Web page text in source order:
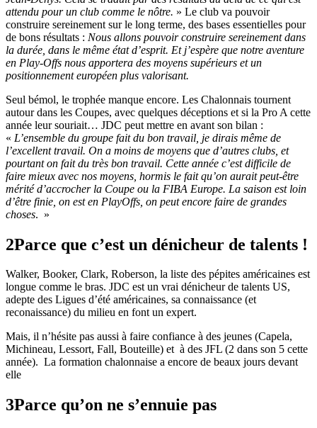
attendu pour un club comme le nôtre. » Le club va pouvoir
construire sereinement sur le long terme, des bases essentielles pour
de bons résultats : Nous allons pouvoir construire sereinement dans
la durée, dans le même état d’esprit. Et j’espère que notre aventure
en Play-Offs nous apportera des moyens supérieurs et un
positionnement européen plus valorisant.
Seul bémol, le trophée manque encore. Les Chalonnais tournent
autour dans les Coupes, avec quelques déceptions et si la Pro A cette
année leur souriait… JDC peut mettre en avant son bilan :
« L’ensemble du groupe fait du bon travail, je dirais même de
l’excellent travail. On a moins de moyens que d’autres clubs, et
pourtant on fait du très bon travail. Cette année c’est difficile de
faire mieux avec nos moyens, hormis le fait qu’on aurait peut-être
mérité d’accrocher la Coupe ou la FIBA Europe. La saison est loin
d’être finie, on est en PlayOffs, on peut encore faire de grandes
choses. »
2Parce que c’est un dénicheur de talents !
Walker, Booker, Clark, Roberson, la liste des pépites américaines est
longue comme le bras. JDC est un vrai dénicheur de talents US,
adepte des Ligues d’été américaines, sa connaissance (et
reconaissance) du milieu en font un expert.
Mais, il n’hésite pas aussi à faire confiance à des jeunes (Capela,
Michineau, Lessort, Fall, Bouteille) et à des JFL (2 dans son 5 cette
année). La formation chalonnaise a encore de beaux jours devant
elle
3Parce qu’on ne s’ennuie pas